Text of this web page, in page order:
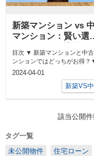
新築マンション vs
マンション：賢い選
っちがお得？
目次 ▼ 新築マンションと中古マ
ンションではどっちがお得？
新築マンションと中古マンシ
2024-04-01
新築VS
該当公開件
タグ一覧
未公開物件
住宅ローン